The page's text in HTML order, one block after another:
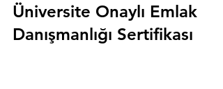
Üniversite Onaylı Emlak
Danışmanlığı Sertifikası